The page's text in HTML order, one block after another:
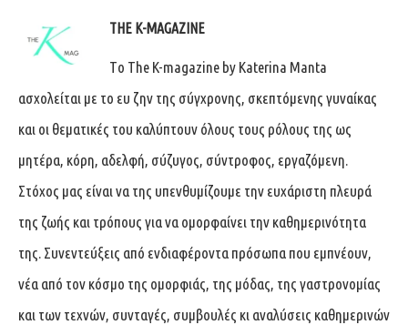
THE K-MAGAZINE
Tο The K-magazine by Katerina Manta
ασχολείται με το ευ ζην της σύγχρονης, σκεπτόμενης γυναίκας
και οι θεματικές του καλύπτουν όλους τους ρόλους της ως
μητέρα, κόρη, αδελφή, σύζυγος, σύντροφος, εργαζόμενη.
Στόχος μας είναι να της υπενθυμίζουμε την ευχάριστη πλευρά
της ζωής και τρόπους για να ομορφαίνει την καθημερινότητα
της. Συνεντεύξεις από ενδιαφέροντα πρόσωπα που εμπνέουν,
νέα από τον κόσμο της ομορφιάς, της μόδας, της γαστρονομίας
και των τεχνών, συνταγές, συμβουλές κι αναλύσεις καθημερινών